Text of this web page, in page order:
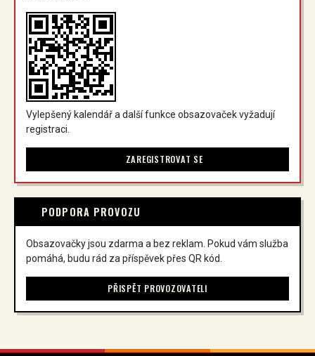
Vylepšený kalendář a další funkce obsazovaček vyžadují
registraci.
ZAREGISTROVAT SE
PODPORA PROVOZU
Obsazovačky jsou zdarma a bez reklam. Pokud vám služba
pomáhá, budu rád za příspěvek přes QR kód.
PŘISPĚT PROVOZOVATELI